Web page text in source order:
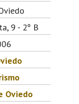
9 - 2º B
Oviedo